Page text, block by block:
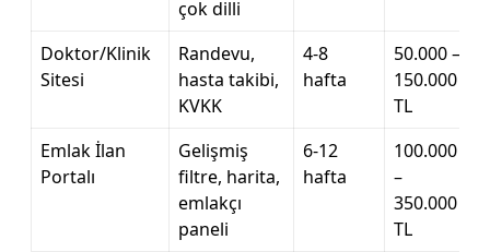
çok dilli
Doktor/Klinik
Sitesi
Randevu,
hasta takibi,
KVKK
4-8
hafta
50.000 –
150.000
TL
Emlak İlan
Portalı
Gelişmiş
filtre, harita,
emlakçı
paneli
6-12
hafta
100.000
–
350.000
TL